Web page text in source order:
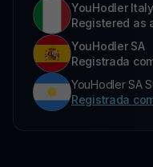
YouHodler Italy
Registered as
YouHodler SA
Registrada
YouHodler SA
Registrada